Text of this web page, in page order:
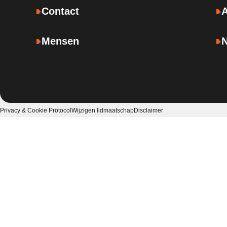
Contact
Mensen
Privacy & Cookie Protocol Wijzigen lidmaatschapDisclaimer